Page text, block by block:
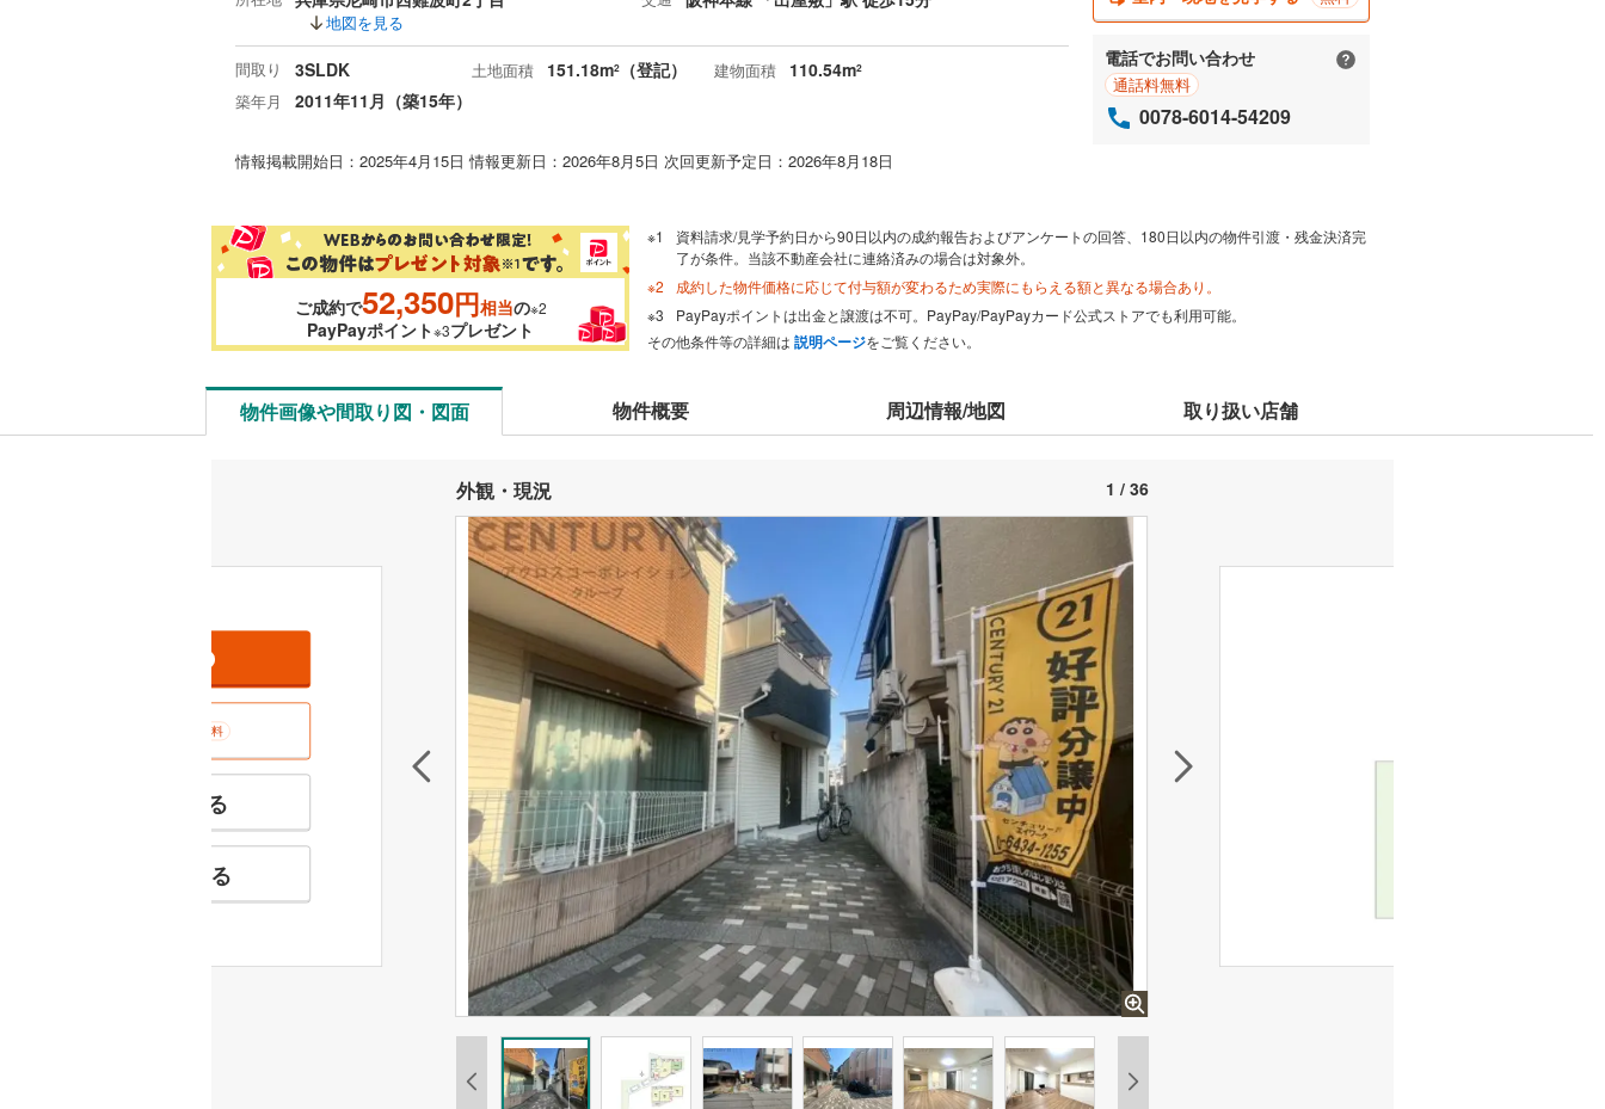
地図を見る
間取り 3SLDK 土地面積 151.18m2 （登記） 建物面積 110.54m2
築年月 2011年11月（築15年）
情報掲載開始日：2025年4月15日 情報更新日：2026年8月5日 次回更新予定日：2026年8月18日
電話でお問い合わせ
通話料無料
0078-6014-54209
ご成約で52,350円相当の※2
PayPayポイント※3プレゼント
資料請求/見学予約日から90日以内の成約報告およびアンケートの回答、180日以内の物件引渡・残金決済完
了が条件。当該不動産会社に連絡済みの場合は対象外。
成約した物件価格に応じて付与額が変わるため実際にもらえる額と異なる場合あり。
PayPayポイントは出金と譲渡は不可。PayPay/PayPayカード公式ストアでも利用可能。
その他条件等の詳細は 説明ページをご覧ください。
物件画像や間取り図・図面 物件概要 周辺情報/地図 取り扱い店舗
外観・現況 1 / 36
無料
特徴の似た物件を見る
お気に入りに追加する